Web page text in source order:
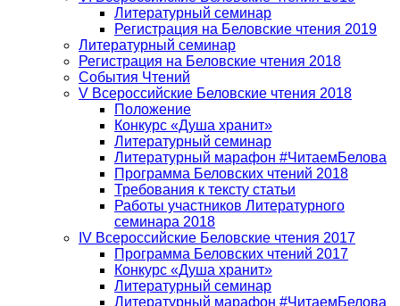
Литературный семинар
Регистрация на Беловские чтения 2019
Литературный семинар
Регистрация на Беловские чтения 2018
События Чтений
V Всероссийские Беловские чтения 2018
Положение
Конкурс «Душа хранит»
Литературный семинар
Литературный марафон #ЧитаемБелова
Программа Беловских чтений 2018
Требования к тексту статьи
Работы участников Литературного
семинара 2018
IV Всероссийские Беловские чтения 2017
Программа Беловских чтений 2017
Конкурс «Душа хранит»
Литературный семинар
Литературный марафон #ЧитаемБелова